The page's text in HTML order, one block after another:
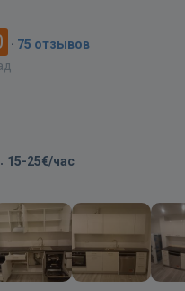
· 75 отзывов
15-25€/час